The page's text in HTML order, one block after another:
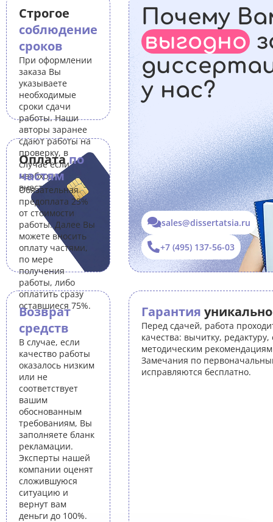
Строгое
соблюдение
сроков
При оформлении
заказа Вы
указываете
необходимые
сроки сдачи
работы. Наши
авторы заранее
сдают работы на
проверку, в
случае если Вам
необходимо
внести правки.
Оплатапо
частям
Обязательная
предоплата 25%
от стоимости
работы. Далее Вы
можете вносить
оплату частями,
по мере
получения
работы, либо
оплатить сразу
оставшиеся 75%.
Возврат
средств
В случае, если
качество работы
оказалось низким
или не
соответствует
вашим
обоснованным
требованиям, Вы
заполняете бланк
рекламации.
Эксперты нашей
компании оценят
сложившуюся
ситуацию и
вернут вам
деньги до 100%.
Почему
выгодно
у нас?
sales@dissertatsia.ru
+7 (495) 137-56-03
Гарантия
Перед сдачей, работа
качества: вычитку, редактуру,
методическим
Замечания по
исправляются бесплатно.